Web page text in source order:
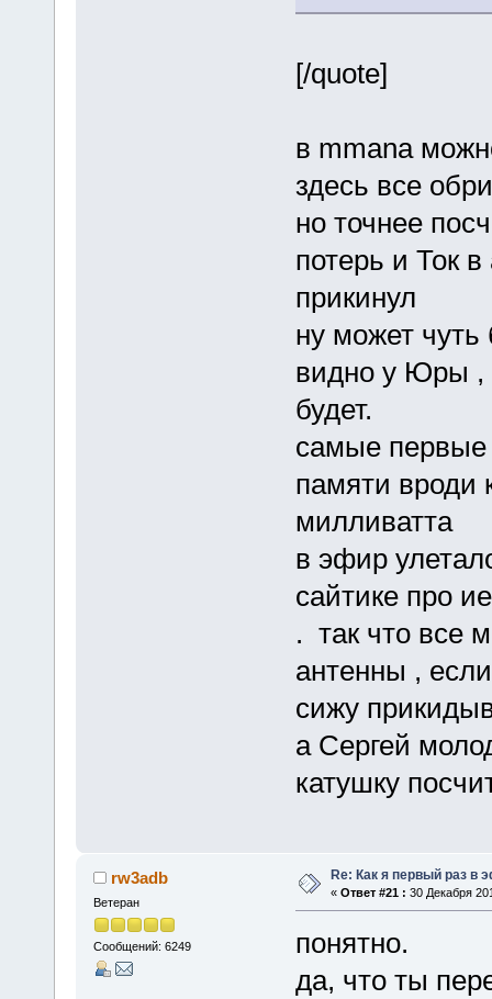
[/quote]
в mmana
здесь все
но точнее
потерь и Ток
прикинул
ну может
видно у Юры ,
будет.
самые первые
памяти вроди
милливатта
в эфир
сайтике про
. так что все
антенны ,
сижу
а Сергей
катушку
rw3adb
Ветеран
Сообщений: 6249
Re: Как я первый раз
« Ответ #21 : 30 Декабря
понятно.
да, что ты